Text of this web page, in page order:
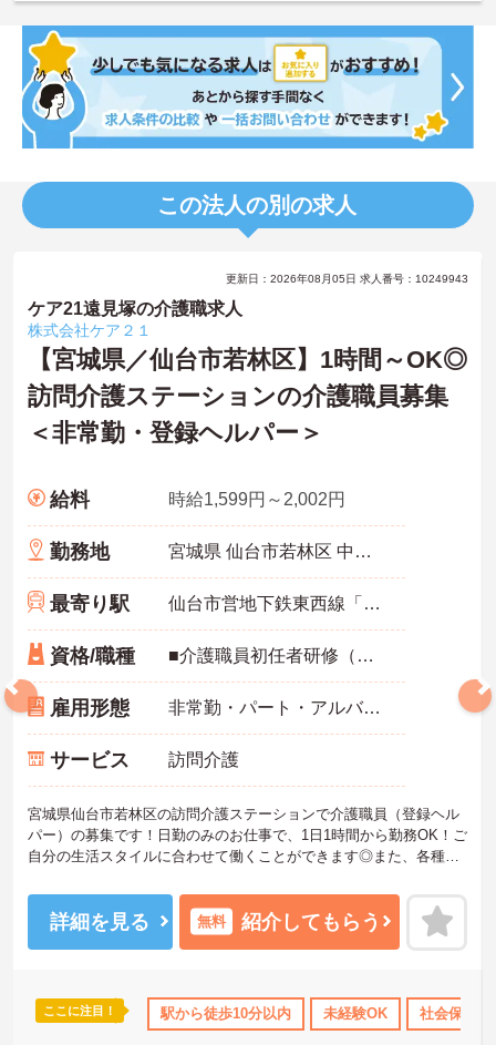
この法人の別の求人
更新日：2026年08月05日 求人番号：10249943
ケア21遠見塚の介護職求人
株式会社ケア２１
【宮城県／仙台市若林区】1時間～OK◎
訪問介護ステーションの介護職員募集
＜非常勤・登録ヘルパー＞
給料 時給1,599円～2,002円
勤務地 宮城県 仙台市若林区 中倉1-3-1 中倉貸店舗事務所1F
最寄り駅 仙台市営地下鉄東西線「薬師堂(宮城)駅」徒歩10分
資格/職種 ■介護職員初任者研修（ヘルパー2級）以上必須 ■経験不問 ■普通自動車運転免許（AT限定可）あれば尚可 ※訪問の際に車やバイク稼働の場合
雇用形態 非常勤・パート・アルバイト
サービス 訪問介護
宮城県仙台市若林区の訪問介護ステーションで介護職員（登録ヘル
パー）の募集です！日勤のみのお仕事で、1日1時間から勤務OK！ご
自分の生活スタイルに合わせて働くことができます◎また、各種手
います♪ご興味のある方は面接ポイントをお伝えしますので、お気軽
にご連絡ください！
詳細を見る 無料 紹介してもらう
ここに注目！ 駅から徒歩10分以内 未経験OK 社会保険完